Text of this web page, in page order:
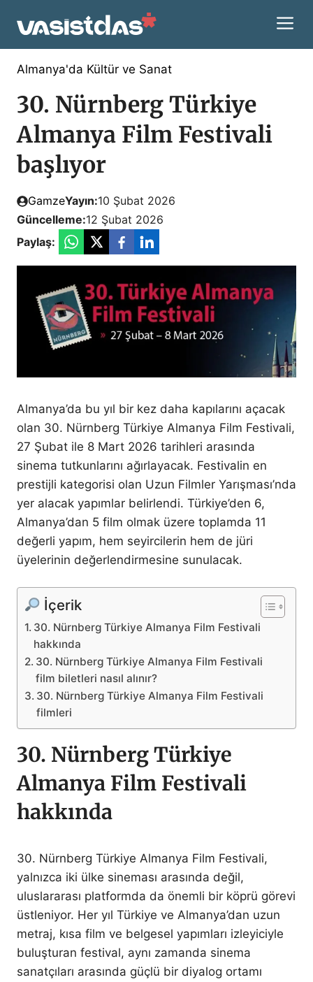
atla
Almanya'da Kültür ve Sanat
30. Nürnberg Türkiye
Almanya Film Festivali
başlıyor
GamzeYayın:10 Şubat 2026
Güncelleme:12 Şubat 2026
Paylaş:
Almanya’da bu yıl bir kez daha kapılarını açacak
olan 30. Nürnberg Türkiye Almanya Film Festivali,
27 Şubat ile 8 Mart 2026 tarihleri arasında
sinema tutkunlarını ağırlayacak. Festivalin en
prestijli kategorisi olan Uzun Filmler Yarışması’nda
yer alacak yapımlar belirlendi. Türkiye’den 6,
Almanya’dan 5 film olmak üzere toplamda 11
değerli yapım, hem seyircilerin hem de jüri
üyelerinin değerlendirmesine sunulacak.
İçerik
30. Nürnberg Türkiye Almanya Film Festivali
hakkında
30. Nürnberg Türkiye Almanya Film Festivali
film biletleri nasıl alınır?
30. Nürnberg Türkiye Almanya Film Festivali
filmleri
30. Nürnberg Türkiye
Almanya Film Festivali
hakkında
30. Nürnberg Türkiye Almanya Film Festivali,
yalnızca iki ülke sineması arasında değil,
uluslararası platformda da önemli bir köprü görevi
üstleniyor. Her yıl Türkiye ve Almanya’dan uzun
metraj, kısa film ve belgesel yapımları izleyiciyle
buluşturan festival, aynı zamanda sinema
sanatçıları arasında güçlü bir diyalog ortamı